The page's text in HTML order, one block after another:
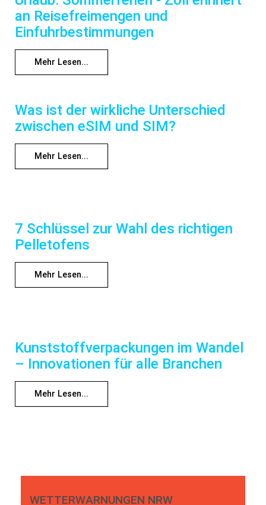
an Reisefreimengen und
Einfuhrbestimmungen
Mehr Lesen...
Was ist der wirkliche Unterschied
zwischen eSIM und SIM?
Mehr Lesen...
7 Schlüssel zur Wahl des richtigen
Pelletofens
Mehr Lesen...
Kunststoffverpackungen im Wandel
– Innovationen für alle Branchen
Mehr Lesen...
WETTERWARNUNGEN NRW